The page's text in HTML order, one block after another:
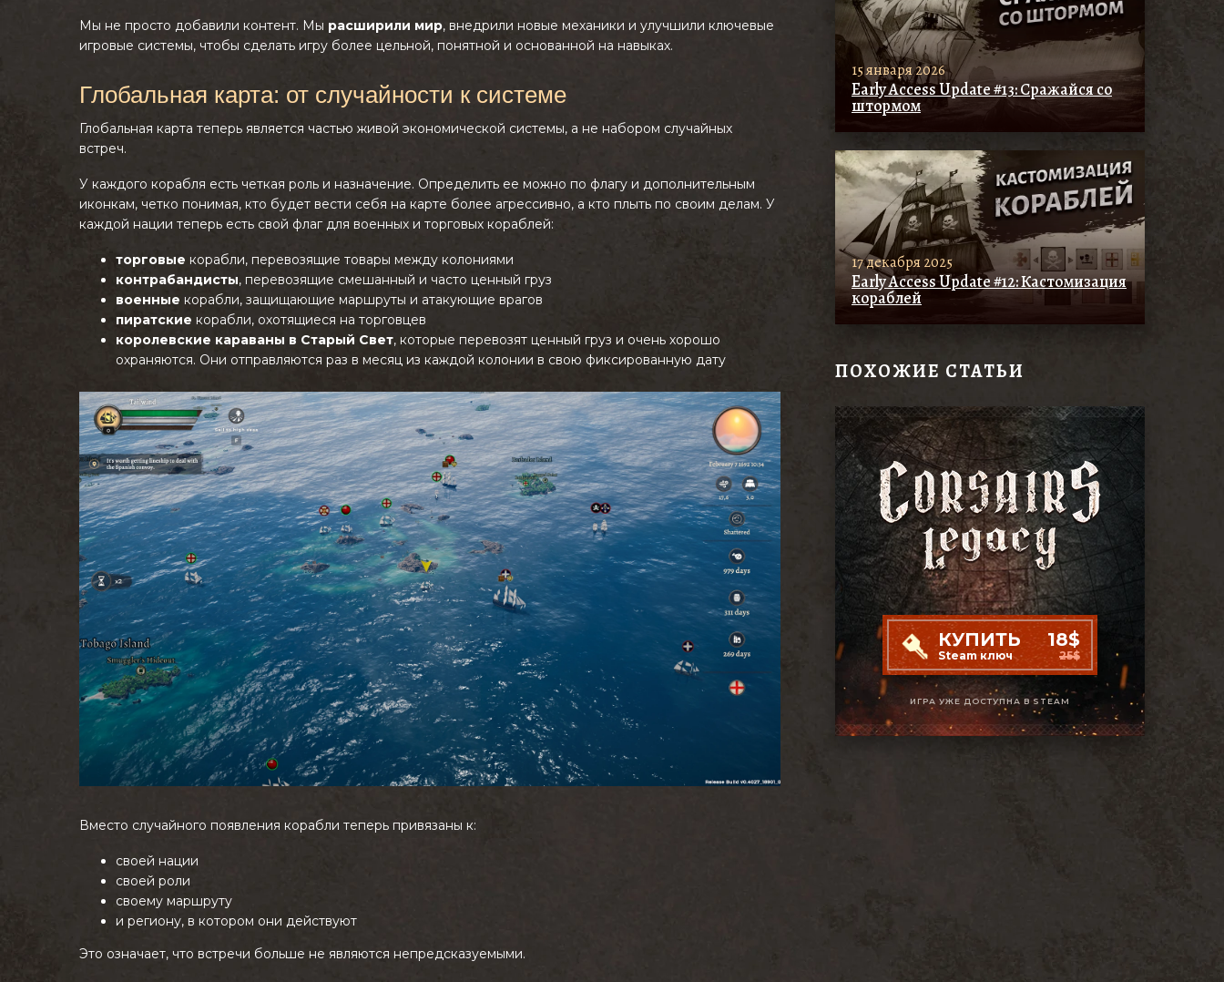
Мы не просто добавили контент. Мы расширили мир, внедрили новые механики и улучшили ключевые
игровые системы, чтобы сделать игру более цельной, понятной и основанной на навыках.
Глобальная карта: от случайности к системе
Глобальная карта теперь является частью живой экономической системы, а не набором случайных
встреч.
У каждого корабля есть четкая роль и назначение. Определить ее можно по флагу и дополнительным
иконкам, четко понимая, кто будет вести себя на карте более агрессивно, а кто плыть по своим делам. У
каждой нации теперь есть свой флаг для военных и торговых кораблей:
торговые корабли, перевозящие товары между колониями
контрабандисты, перевозящие смешанный и часто ценный груз
военные корабли, защищающие маршруты и атакующие врагов
пиратские корабли, охотящиеся на торговцев
королевские караваны в Старый Свет, которые перевозят ценный груз и очень хорошо
охраняются. Они отправляются раз в месяц из каждой колонии в свою фиксированную дату
Вместо случайного появления корабли теперь привязаны к:
своей нации
своей роли
своему маршруту
и региону, в котором они действуют
Это означает, что встречи больше не являются непредсказуемыми.
15 января 2026
Early Access Update #13: Сражайся со
штормом
17 декабря 2025
Early Access Update #12: Кастомизация
кораблей
ПОХОЖИЕ СТАТЬИ
КУПИТЬ
Steam ключ
18$
25$
ИГРА УЖЕ ДОСТУПНА В STEAM